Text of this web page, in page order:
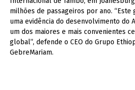
milhões de passageiros por ano. “Este
uma evidência do desenvolvimento do
um dos maiores e mais convenientes
global”, defende o CEO do Grupo
GebreMariam.